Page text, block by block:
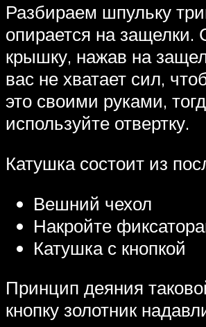
Разбираем шпульку
​​опирается на защелки.
крышку, нажав на
вас не хватает сил,
это своими руками,
используйте отвертку.
Катушка состоит из
Вешний чехол
Накройте
Катушка с кнопкой
Принцип деяния
кнопку золотник